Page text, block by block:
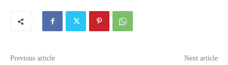
Previous article Next article